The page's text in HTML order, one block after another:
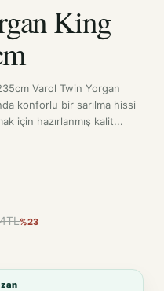
King
Varol Twin Yorgan
konforlu bir sarılma hissi
için hazırlanmış kalit...
%23